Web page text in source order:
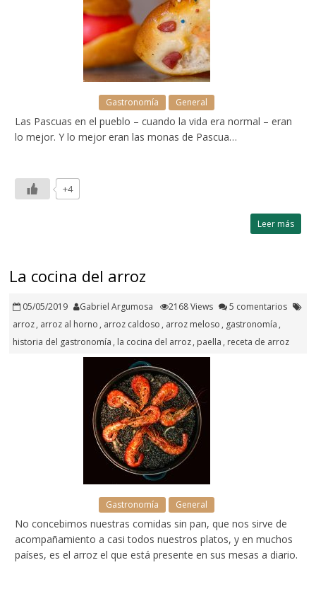
Gastronomía General
Las Pascuas en el pueblo – cuando la vida era normal – eran
lo mejor. Y lo mejor eran las monas de Pascua…
+4
Leer más
La cocina del arroz
05/05/2019 Gabriel Argumosa 2168 Views
5 comentarios
arroz, arroz al horno , arroz caldoso , arroz meloso , gastronomía ,
historia del gastronomía , la cocina del arroz, paella , receta de arroz
Gastronomía General
No concebimos nuestras comidas sin pan, que nos sirve de
acompañamiento a casi todos nuestros platos, y en muchos
países, es el arroz el que está presente en sus mesas a diario.